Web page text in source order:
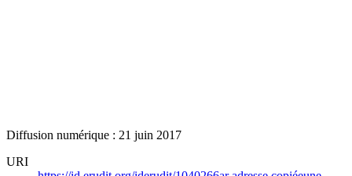
Diffusion numérique : 21 juin 2017
URI